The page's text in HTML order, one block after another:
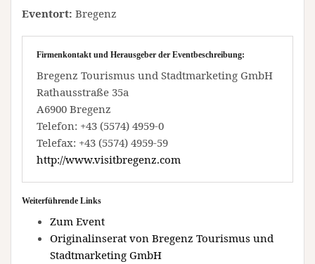
Eventort: Bregenz
Firmenkontakt und Herausgeber der Eventbeschreibung:
Bregenz Tourismus und Stadtmarketing GmbH
Rathausstraße 35a
A6900 Bregenz
Telefon: +43 (5574) 4959-0
Telefax: +43 (5574) 4959-59
http://www.visitbregenz.com
Weiterführende Links
Zum Event
Originalinserat von Bregenz Tourismus und
Stadtmarketing GmbH